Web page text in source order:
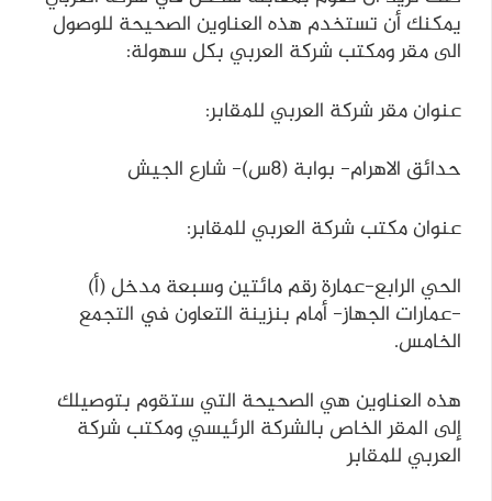
يمكنك أن تستخدم هذه العناوين الصحيحة للوصول
الى مقر ومكتب شركة العربي بكل سهولة:
عنوان مقر شركة العربي للمقابر:
حدائق الاهرام- بوابة (8س)- شارع الجيش
عنوان مكتب شركة العربي للمقابر:
الحي الرابع-عمارة رقم مائتين وسبعة مدخل (أ)
-عمارات الجهاز- أمام بنزينة التعاون في التجمع
الخامس.
هذه العناوين هي الصحيحة التي ستقوم بتوصيلك
إلى المقر الخاص بالشركة الرئيسي ومكتب شركة
العربي للمقابر